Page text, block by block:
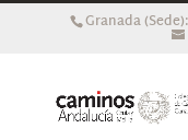
Granada